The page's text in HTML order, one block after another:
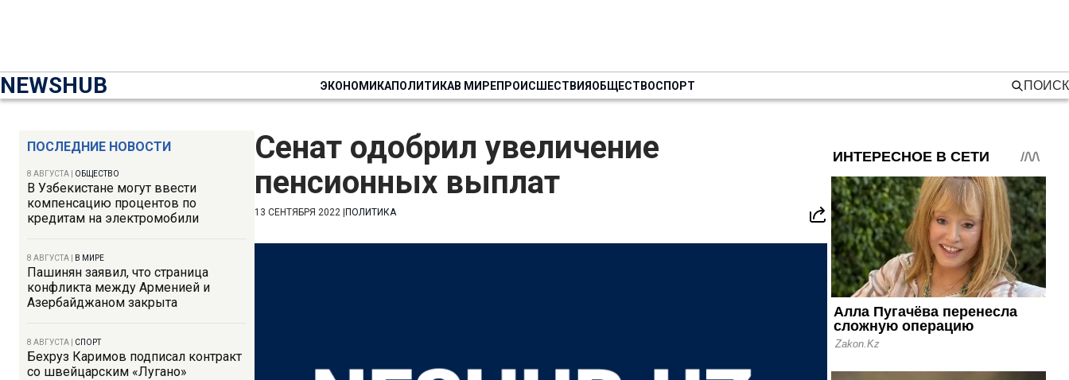
NEWSHUB ЭКОНОМИКАПОЛИТИКАВ МИРЕПРОИСШЕСТВИЯОБЩЕСТВОСПОРТ ПОИСК
ПОСЛЕДНИЕ НОВОСТИ
8 АВГУСТА ОБЩЕСТВО
В Узбекистане могут ввести
компенсацию процентов по
кредитам на электромобили
8 АВГУСТА В МИРЕ
Пашинян заявил, что страница
конфликта между Арменией и
Азербайджаном закрыта
8 АВГУСТА СПОРТ
Бехруз Каримов подписал контракт
со швейцарским «Лугано»
Сенат одобрил увеличение
пенсионных выплат
13 СЕНТЯБРЯ 2022 ПОЛИТИКА